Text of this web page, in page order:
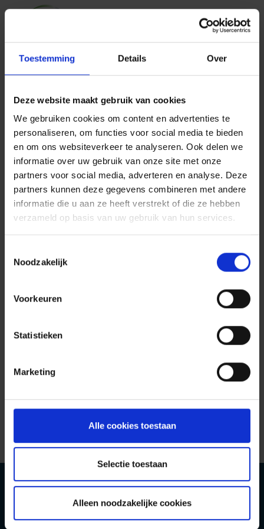
Toestemming Details Over
Deze website maakt gebruik van cookies
We gebruiken cookies om content en advertenties te
personaliseren, om functies voor social media te bieden
en om ons websiteverkeer te analyseren. Ook delen we
informatie over uw gebruik van onze site met onze
partners voor social media, adverteren en analyse. Deze
partners kunnen deze gegevens combineren met andere
informatie die u aan ze heeft verstrekt of die ze hebben
verzameld op basis van uw gebruik van hun services.
Noodzakelijk
Voorkeuren
Statistieken
Marketing
Alle cookies toestaan
Selectie toestaan
Alleen noodzakelijke cookies
Skip to Main Content
SLUIT UW Neem een RB van ARCES
Sluit uw
Rechtsbijstandsv
erzekering af bij
een ARCES-
Partner
rechtsbijstandsverzekering van Arces af te sluiten!
van een Arces-partner in uw omgeving te vinden.
Copyright 2022 ARCES | All Rights Reserved
Wettelijke informatie
Applicatie IT